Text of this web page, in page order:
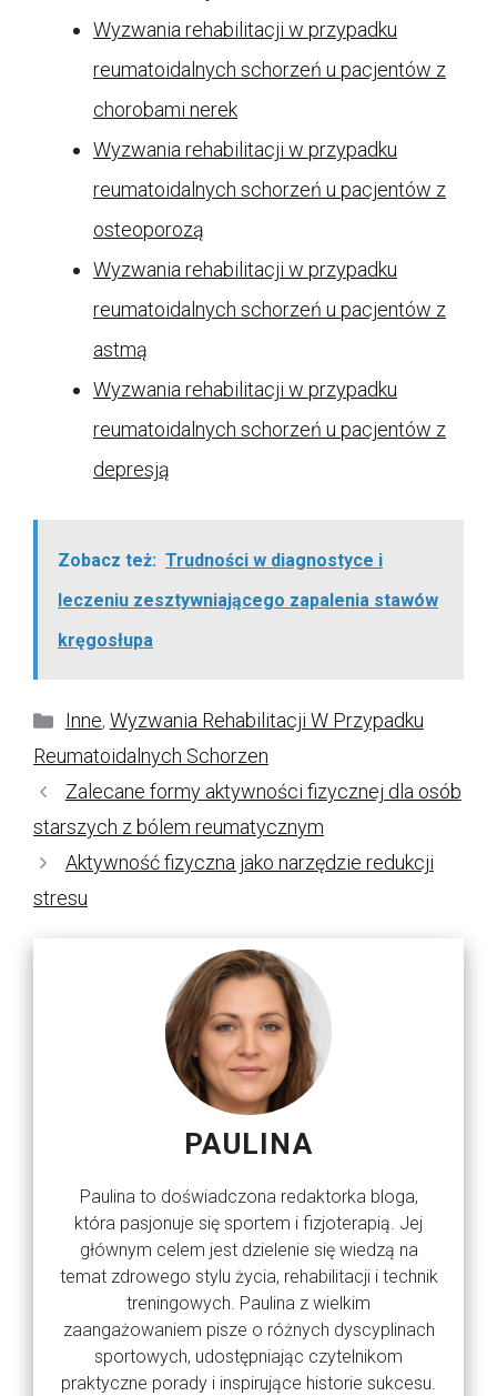
Wyzwania rehabilitacji w przypadku
reumatoidalnych schorzeń u pacjentów z
chorobami nerek
Wyzwania rehabilitacji w przypadku
reumatoidalnych schorzeń u pacjentów z
osteoporozą
Wyzwania rehabilitacji w przypadku
reumatoidalnych schorzeń u pacjentów z
astmą
Wyzwania rehabilitacji w przypadku
reumatoidalnych schorzeń u pacjentów z
depresją
Zobacz też: Trudności w diagnostyce i
leczeniu zesztywniającego zapalenia stawów
kręgosłupa
Kategorie
Inne, Wyzwania Rehabilitacji W Przypadku
Reumatoidalnych Schorzen
Zalecane formy aktywności fizycznej dla osób
starszych z bólem reumatycznym
Aktywność fizyczna jako narzędzie redukcji
stresu
PAULINA
Paulina to doświadczona redaktorka bloga,
która pasjonuje się sportem i fizjoterapią. Jej
głównym celem jest dzielenie się wiedzą na
temat zdrowego stylu życia, rehabilitacji i technik
treningowych. Paulina z wielkim
zaangażowaniem pisze o różnych dyscyplinach
sportowych, udostępniając czytelnikom
praktyczne porady i inspirujące historie sukcesu.